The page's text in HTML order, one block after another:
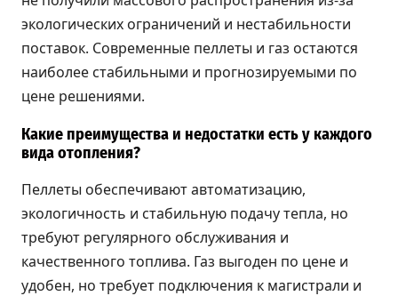
экологических ограничений и нестабильности
поставок. Современные пеллеты и газ остаются
наиболее стабильными и прогнозируемыми по
цене решениями.
Какие преимущества и недостатки есть у каждого
вида отопления?
Пеллеты обеспечивают автоматизацию,
экологичность и стабильную подачу тепла, но
требуют регулярного обслуживания и
качественного топлива. Газ выгоден по цене и
удобен, но требует подключения к магистрали и